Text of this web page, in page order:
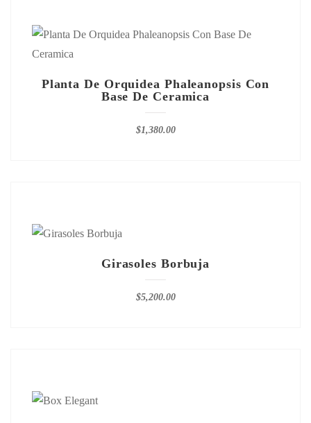
Planta De Orquidea Phaleanopsis Con
Base De Ceramica
$1,380.00
Girasoles Borbuja
$5,200.00